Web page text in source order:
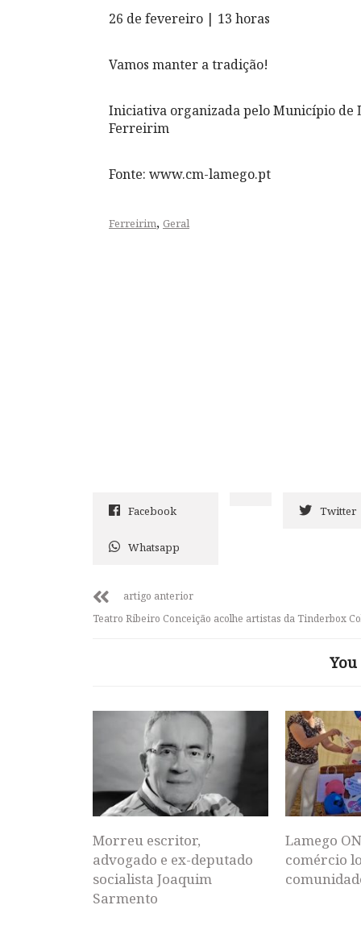
26 de fevereiro | 13 horas
Vamos manter a tradição!
Iniciativa organizada pelo Município de
Ferreirim
Fonte: www.cm-lamego.pt
Ferreirim, Geral
Facebook Twitter
Whatsapp
artigo anterior
Teatro Ribeiro Conceição acolhe artistas da Tinderbox
Morreu escritor,
advogado e ex-deputado
socialista Joaquim
Sarmento
Lamego
comércio